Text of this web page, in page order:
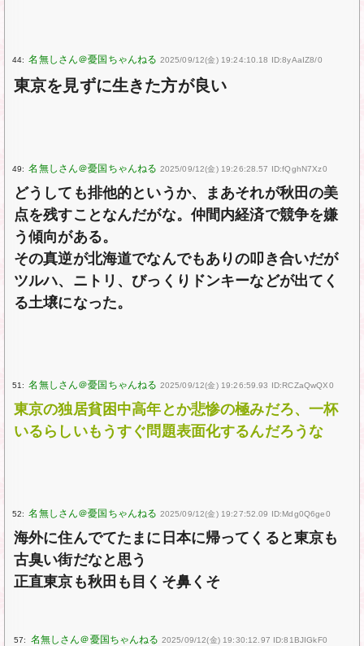
44: 2025/09/12(金) 19:24:10.18 ID:8yAaIZ8/0
東京を見ずに生きた方が良い
49: 2025/09/12(金) 19:26:28.57 ID:fQghN7Xz0
どうしても排他的というか、まあそれが秋田の美
点を残すことなんだがな。仲間内経済で競争を嫌
う傾向がある。
その真逆が北海道でなんでもありの叩き合いだが
ツルハ、ニトリ、びっくりドンキーなどが出てく
る土壌になった。
51: 2025/09/12(金) 19:26:59.93 ID:RCZaQwQX0
東京の独居貧困中高年とか悲惨の極みだろ、一杯
いるらしいもうすぐ問題表面化するんだろうな
52: 2025/09/12(金) 19:27:52.09 ID:Mdg0Q6ge0
海外に住んでてたまに日本に帰ってくると東京も
古臭い街だなと思う
正直東京も秋田も目くそ鼻くそ
57: 2025/09/12(金) 19:30:12.97 ID:81BJIGkF0